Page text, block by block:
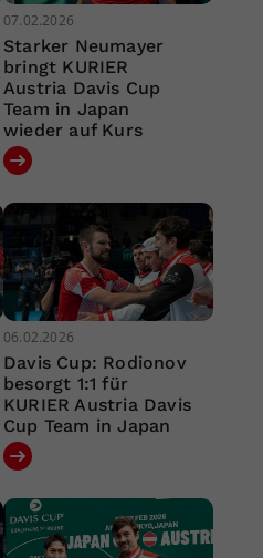
07.02.2026
Starker Neumayer
bringt KURIER
Austria Davis Cup
Team in Japan
wieder auf Kurs
06.02.2026
Davis Cup: Rodionov
besorgt 1:1 für
KURIER Austria Davis
Cup Team in Japan